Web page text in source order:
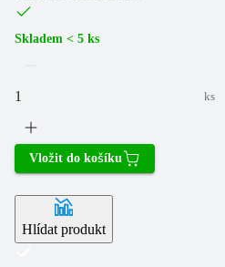
Skladem < 5 ks
ks
Vložit do košíku
Hlídat produkt